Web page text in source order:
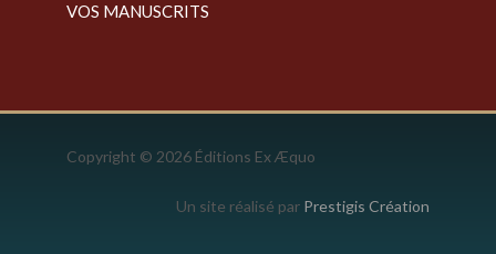
VOS MANUSCRITS
Copyright © 2026 Éditions Ex Æquo
Un site réalisé par Prestigis Création